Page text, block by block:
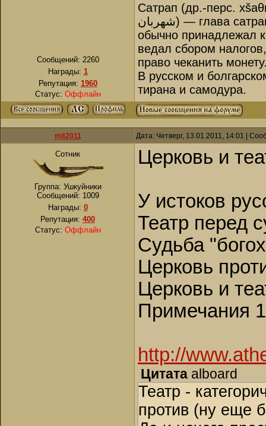
Сообщений: 2260
Награды: 1
Репутация: 1960
Статус: Оффлайн
Сатрап (др.-перс.
شهربان‎) — глава сатрапии, правитель в Древней Персии. Назначался царём и
обычно принадлежал
ведал сбором
право чеканить
В русском и
тирана и самодура.
mit2011 Дата: Четверг, 13.01.2011, 14:01 |
Сотник
Группа: Ушкуйники
Сообщений: 1009
Награды: 0
Репутация: 400
Статус: Оффлайн
Церковь и
У истоков
Театр перед
Судьба
Церковь
Церковь и
Примечания
http://
Цитата alboard
Театр -
против (ну еще